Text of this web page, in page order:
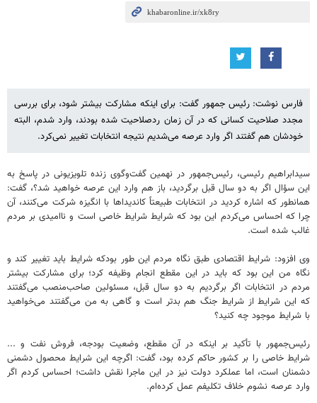
فارس نوشت: رئیس جمهور گفت: برای اینکه مشارکت بیشتر شود، برای بررسی
مجدد صلاحیت کسانی که در آن زمان ردصلاحیت شده بودند، وارد شدم، البته
خودشان هم گفتند اگر وارد عرصه می‌شدیم نتیجه انتخابات تغییر نمی‌کرد.
سیدابراهیم رئیسی، رئیس‌جمهور در نهمین گفت‌وگوی زنده تلویزیونی در پاسخ به
این سؤال اگر به دو سال قبل برگردید، باز هم وارد این عرصه خواهید شد؟، گفت:
همانطور که اشاره کردید در انتخابات طبیعتاً کاندیداها با انگیزه شرکت می‌کنند، آن
چرا که احساس می‌کردم این بود که شرایط شرایط خاصی است و ناامیدی بر مردم
غالب شده است.
وی افزود: شرایط اقتصادی طبق نگاه مردم این طور بودکه شرایط باید تغییر کند و
نگاه من این بود که باید در این مقطع انجام وظیفه کرد؛ برای مشارکت بیشتر
مردم در انتخابات اگر برگردیم به دو سال قبل، مسئولین صاحب‌منصب می‌گفتند
که این شرایط از شرایط جنگ هم بدتر است و گاهی به من می‌گفتند می‌خواهید
با شرایط موجود چه کنید؟
رئیس‌جمهور با تأکید بر اینکه در آن مقطع، وضعیت بودجه، فروش نفت و ...
شرایط خاصی را بر کشور حاکم کرده بود، گفت: اگرچه این شرایط محصول دشمنی
دشمنان است، اما عملکرد دولت نیز در این ماجرا نقش داشت؛ احساس کردم اگر
وارد عرصه نشوم خلاف تکلیفم عمل کرده‌ام.